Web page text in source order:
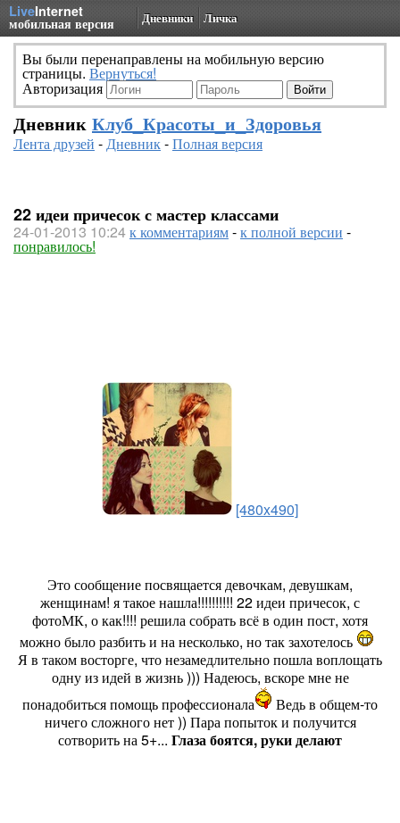
LiveInternet
мобильная версия Дневники Личка
Вы были перенаправлены на мобильную версию
страницы. Вернуться!
Авторизация
Дневник Клуб_Красоты_и_Здоровья
Лента друзей -Дневник-Полная версия
22 идеи причесок с мастер классами
24-01-2013 10:24к комментариям-к полной версии -
понравилось!
[480x490]
Это сообщение посвящается девочкам, девушкам,
женщинам! я такое нашла!!!!!!!!!! 22 идеи причесок, с
фотоМК, о как!!!! решила собрать всё в один пост, хотя
можно было разбить и на несколько, но так захотелось
Я в таком восторге, что незамедлительно пошла воплощать
одну из идей в жизнь ))) Надеюсь, вскоре мне не
понадобиться помощь профессионала
Ведь в общем-то
ничего сложного нет )) Пара попыток и получится
сотворить на 5+... Глаза боятся, руки делают